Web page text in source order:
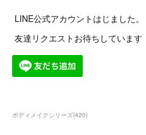
LINE公式アカウントはじました。
友達リクエストお待ちしています
ボディメイクシリーズ(420)